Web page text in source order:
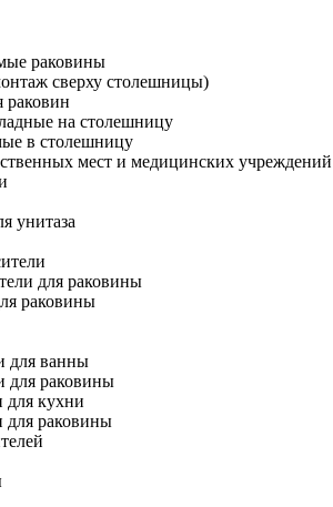
раковины
сверху столешницы)
на столешницу
в столешницу
мест и медицинских учреждений
унитаза
для раковины
раковины
для ванны
для раковины
для кухни
для раковины